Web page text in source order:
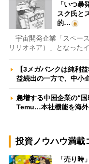
「いつ
スク氏と
的…
宇宙開発企業「スペー
リリオネア）」となった
【3メガバンクは純利
益続出の一方で、中小
急増する中国企業の“
Temu…本社機能を海
投資ノウハウ満載
「売り